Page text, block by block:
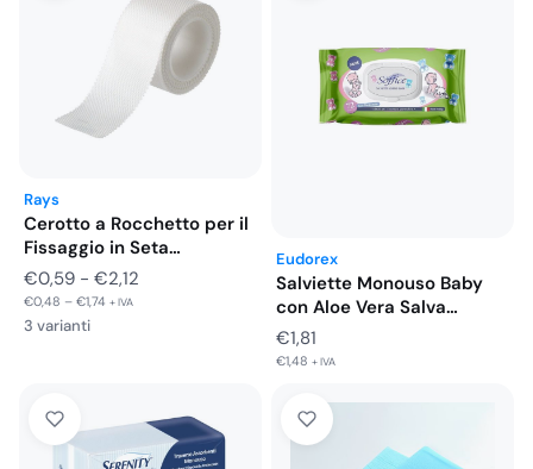
Rays
Cerotto a Rocchetto per il
Fissaggio in Seta…
€0,59 - €2,12
a
€2,12
€0,48 – €1,74 + IVA
3 varianti
Eudorex
Salviette Monouso Baby
con Aloe Vera Salva
Freschezza…
€1,81
€1,48 + IVA